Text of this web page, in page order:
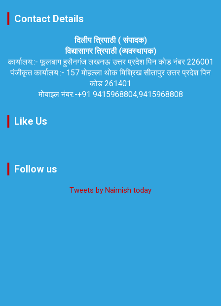
Contact Details
दिलीप त्रिपाठी ( संपादक)
विद्यासागर त्रिपाठी (व्यवस्थापक)
कार्यालय::-फूलबाग हुसैनगंज लखनऊ उत्तर प्रदेश पिन कोड नंबर 226001
पंजीकृत कार्यालय::- 157 मोहल्ला थोक मिश्रिख सीतापुर उत्तर प्रदेश पिन
कोड 261401
मोबाइल नंबर:-+91 9415968804,9415968808
Like Us
Follow us
Tweets by Naimish today